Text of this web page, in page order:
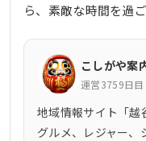
ら、素敵な時間を過
こしがや案
運営3759日
地域情報サイト「
グルメ、レジャー、